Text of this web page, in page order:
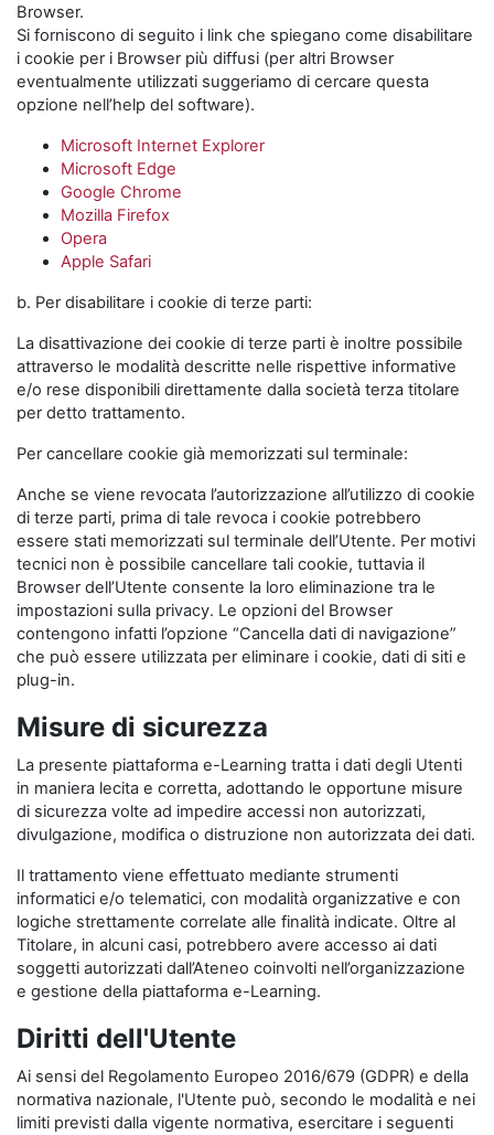
Browser.
Si forniscono di seguito i link che spiegano come disabilitare
i cookie per i Browser più diffusi (per altri Browser
eventualmente utilizzati suggeriamo di cercare questa
opzione nell’help del software).
Microsoft Internet Explorer
Microsoft Edge
Google Chrome
Mozilla Firefox
Opera
Apple Safari
b. Per disabilitare i cookie di terze parti:
La disattivazione dei cookie di terze parti è inoltre possibile
attraverso le modalità descritte nelle rispettive informative
e/o rese disponibili direttamente dalla società terza titolare
per detto trattamento.
Per cancellare cookie già memorizzati sul terminale:
Anche se viene revocata l’autorizzazione all’utilizzo di cookie
di terze parti, prima di tale revoca i cookie potrebbero
essere stati memorizzati sul terminale dell’Utente. Per motivi
tecnici non è possibile cancellare tali cookie, tuttavia il
Browser dell’Utente consente la loro eliminazione tra le
impostazioni sulla privacy. Le opzioni del Browser
contengono infatti l’opzione “Cancella dati di navigazione”
che può essere utilizzata per eliminare i cookie, dati di siti e
plug-in.
Misure di sicurezza
La presente piattaforma e-Learning tratta i dati degli Utenti
in maniera lecita e corretta, adottando le opportune misure
di sicurezza volte ad impedire accessi non autorizzati,
divulgazione, modifica o distruzione non autorizzata dei dati.
Il trattamento viene effettuato mediante strumenti
informatici e/o telematici, con modalità organizzative e con
logiche strettamente correlate alle finalità indicate. Oltre al
Titolare, in alcuni casi, potrebbero avere accesso ai dati
soggetti autorizzati dall’Ateneo coinvolti nell’organizzazione
e gestione della piattaforma e-Learning.
Diritti dell'Utente
Ai sensi del Regolamento Europeo 2016/679 (GDPR) e della
normativa nazionale, l'Utente può, secondo le modalità e nei
limiti previsti dalla vigente normativa, esercitare i seguenti